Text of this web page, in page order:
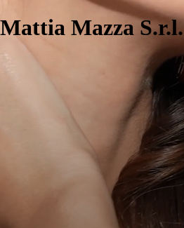
Mattia Mazza S.r.l.